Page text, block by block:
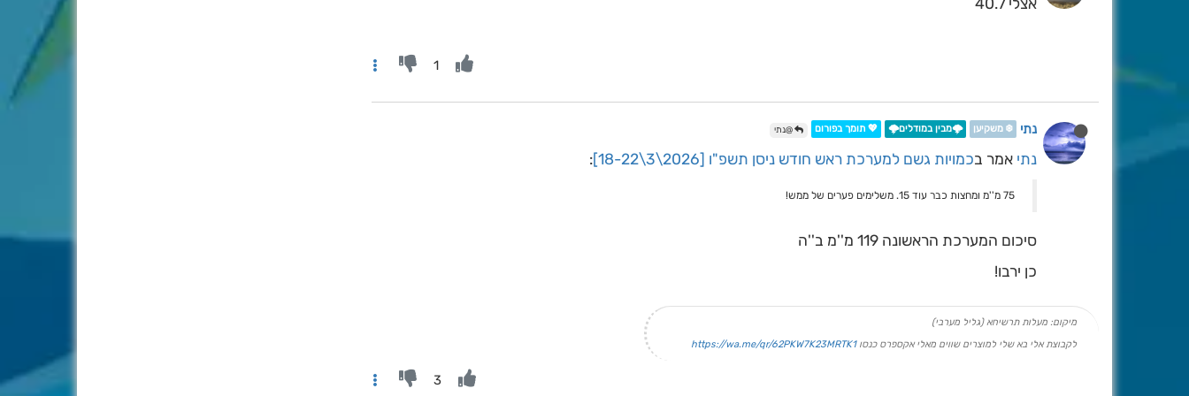
אצלי 40.7
1
נתי ❄️ משקיען 🌩️מבין במודלים🌩️ 💖 תומך בפורום @נתי
נתי אמר בכמויות גשם למערכת ראש חודש ניסן תשפ"ו [2026\3\18-22] :
75 מ''מ ומחצות כבר עוד 15. משלימים פערים של ממש!
סיכום המערכת הראשונה 119 מ''מ ב''ה
כן ירבו!
מיקום: מעלות תרשיחא (גליל מערבי)
לקבוצת אלי בא שלי למוצרים שווים מאלי אקספרס כנסוhttps://wa.me/qr/62PKW7K23MRTK1
3